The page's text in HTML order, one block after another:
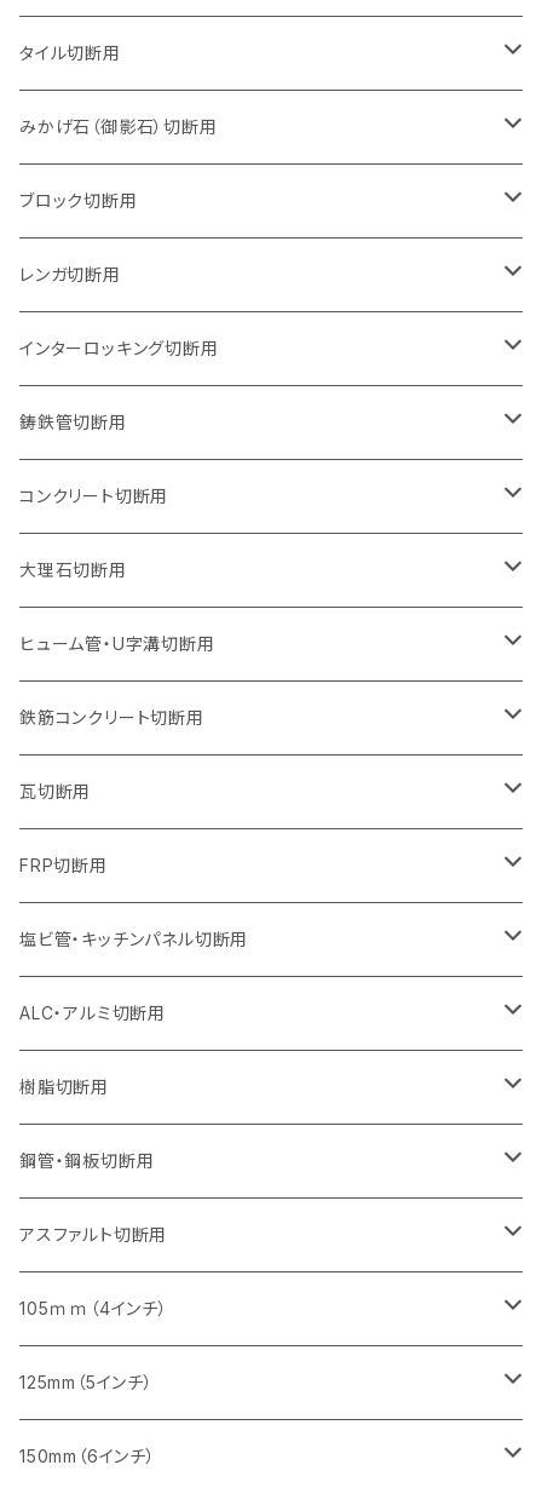
タイル切断用
105mm（4インチ）
125mm（5インチ）
グラインダー取付用
石井超硬電動切断機 取付用
みかげ石（御影石）切断用
105mm（4インチ）
セグメントタイプ
セグメントタイプ（ビス穴付き
125mm（5インチ）
セグメントタイプ
セグメントタイプ（ビス穴付き
150mm（6インチ）
セグメントタイプ
180mm（7インチ）
セグメントタイプ
205mm（8インチ）
セグメントタイプ
230mm（9インチ）
セグメントタイプ
305mm（12インチ）
セグメント
セグメント（特殊凸凹加工チップ）
355mm（14インチ）
セグメント
セグメント（特殊凸凹加工チップ）
405mm（16インチ）
セグメントタイプ
ブロック切断用
105mm（4インチ）
セグメントタイプ
ウェーブタイプ
125mm（5インチ）
セグメントタイプ
ウェーブタイプ
150mm（6インチ）
セグメントタイプ
ウェーブタイプ
180mm（7インチ）
セグメントタイプ
ウェーブタイプ
205mm（8インチ）
セグメントタイプ
ウェーブタイプ
230mm（9インチ）
セグメントタイプ
ウェーブタイプ
255mm（10インチ）
セグメントタイプ
305mm（12インチ）
セグメント
セグメント（特殊凸凹加工チップ）
355mm（14インチ）
セグメント
セグメント（特殊凸凹加工チップ）
レンガ切断用
105mm（4インチ）
セグメントタイプ
ウェーブタイプ
125mm（5インチ）
セグメントタイプ
ウェーブタイプ
150mm（6インチ）
セグメントタイプ
ウェーブタイプ
180mm（7インチ）
セグメントタイプ
ウェーブタイプ
205mm（8インチ）
セグメントタイプ
ウェーブタイプ
230mm（9インチ）
セグメントタイプ
ウェーブタイプ
255mm（10インチ）
セグメントタイプ
305mm（12インチ）
セグメント
セグメント（特殊凸凹加工チップ）
355mm（14インチ）
セグメント
セグメント（特殊凸凹加工チップ）
インターロッキング切断用
105mm（4インチ）
セグメントタイプ
セグメントタイプ（ビス穴付き
125mm（5インチ）
セグメントタイプ
セグメントタイプ（ビス穴付き
150mm（6インチ）
セグメントタイプ
180mm（7インチ）
セグメントタイプ
205mm（8インチ）
セグメントタイプ
230mm（9インチ）
セグメントタイプ
255mm（10インチ）
セグメントタイプ（一般道路カッター用
305mm（12インチ）
セグメントタイプ
セグメントタイプ（一般道路カッター用
355mm（14インチ）
セグメントタイプ
セグメントタイプ（一般道路カッター用
405mm（16インチ）
セグメントタイプ
セグメントタイプ（一般道路カッター用
455mm（18インチ）
セグメント（一般道路カッター用
鋳鉄管切断用
105mm（4インチ）
セグメントタイプ
セグメントタイプ（ビス穴付き
125mm（5インチ）
セグメントタイプ
セグメントタイプ（ビス穴付き
150mm（6インチ）
セグメントタイプ
180mm（7インチ）
セグメントタイプ
205mm（8インチ）
セグメントタイプ
230mm（9インチ）
セグメントタイプ
305mm（12インチ）
セグメントタイプ
埋設鋳鉄管工事対応タイプ
355mm（14インチ）
セグメントタイプ
埋設鋳鉄管工事対応タイプ
405mm（16インチ）
セグメントタイプ
埋設鋳鉄管工事対応タイプ
コンクリート切断用
105mm（4インチ）
セグメントタイプ
ウェーブタイプ
125mm（5インチ）
セグメントタイプ
ウェーブタイプ
150mm（6インチ）
セグメントタイプ
ウェーブタイプ
180mm（7インチ）
セグメントタイプ
ウェーブタイプ
205mm（8インチ）
セグメントタイプ
ウェーブタイプ
230mm（9インチ）
セグメントタイプ
ウェーブタイプ
255mm（10インチ）
セグメントタイプ
セグメントタイプ（一般道路カッター用
305mm（12インチ）
セグメント
セグメント（特殊凸凹加工チップ）
355mm（14インチ）
セグメント
セグメント（特殊凸凹加工チップ）
405mm（16インチ）
セグメント
セグメント（一般道路カッター用
473mm（18インチ）
セグメント（一般道路カッター用
大理石切断用
125mm（5インチ）
ヒューム管・U字溝切断用
105mm（4インチ）
セグメントタイプ
125mm（5インチ）
セグメントタイプ
150mm（6インチ）
セグメントタイプ
180mm（7インチ）
セグメントタイプ
205mm（8インチ）
セグメントタイプ
230mm（9インチ）
セグメントタイプ
255mm（10インチ）
セグメントタイプ
305mm（12インチ）
セグメント
セグメント（特殊凸凹加工チップ）
355mm（14インチ）
セグメント
セグメント（特殊凸凹加工チップ）
405mm（16インチ）
セグメントタイプ
鉄筋コンクリート切断用
305mm（12インチ）
セグメントタイプ
355mm（14インチ）
セグメントタイプ
405mm（16インチ）
セグメントタイプ
瓦切断用
105mm（4インチ）
FRP切断用
125ｍｍ（5インチ）
塩ビ管・キッチンパネル切断用
125ｍｍ（5インチ）
ALC・アルミ切断用
305mm（12インチ）
砥石（補強綱入り）
355mm（14インチ）
砥石（補強綱入り）
樹脂切断用
305mm（12インチ）
砥石（補強綱入り）
355mm（14インチ）
砥石（補強綱入り）
鋼管・鋼板切断用
305mm（12インチ）
砥石（補強綱入り）
355mm（14インチ）
砥石（補強綱入り）
アスファルト切断用
255ｍｍ（10インチ）
一般道路カッター用
305ｍｍ（12インチ）
一般道路カッター用
355ｍｍ（14インチ）
105ｍｍ（4インチ）
タイル切断用
みかげ石（御影石）切断用
125mm（5インチ）
タイル切断用
150mm（6インチ）